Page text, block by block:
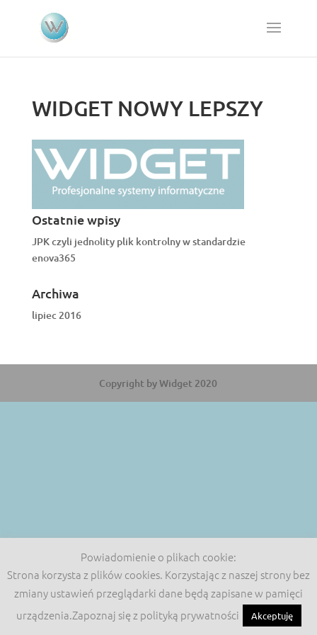
WIDGET NOWY LEPSZY
Ostatnie wpisy
JPK czyli jednolity plik kontrolny w standardzie
enova365
Archiwa
lipiec 2016
Copyright by Widget 2020
Powiadomienie o plikach cookie:
Strona korzysta z plików cookies. Korzystając z naszej strony bez
zmiany ustawień przeglądarki dane będą zapisane w pamięci
urządzenia.Zapoznaj się z polityką prywatności
Akceptuję